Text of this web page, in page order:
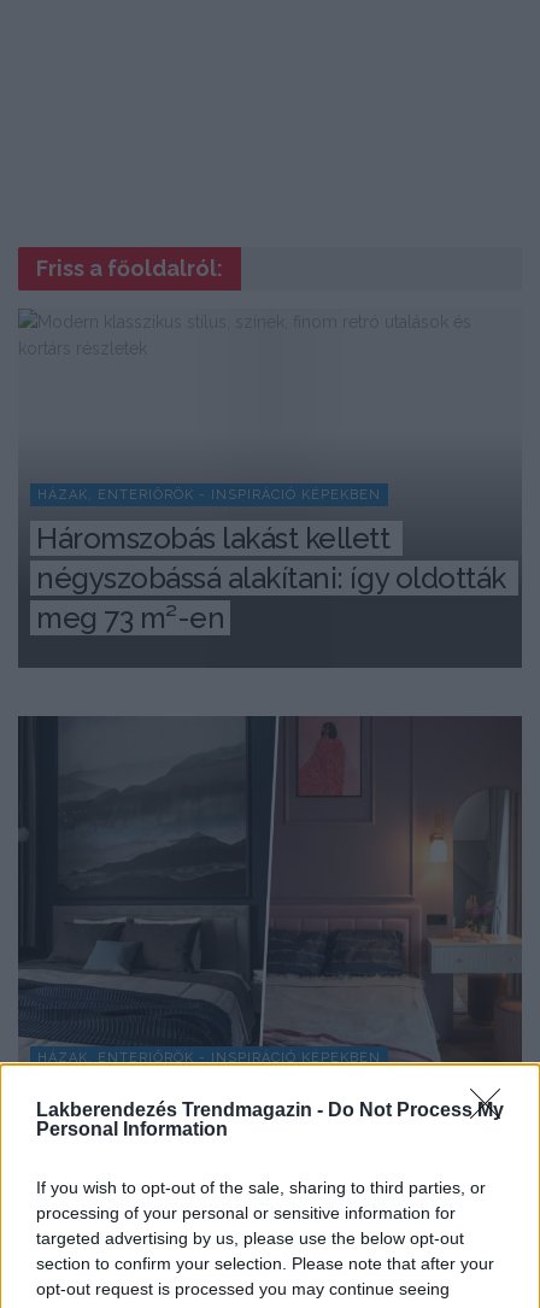
Lakberendezés Trendmagazin - Do Not Process My
Personal Information
If you wish to opt-out of the sale, sharing to third parties, or
processing of your personal or sensitive information for
targeted advertising by us, please use the below opt-out
section to confirm your selection. Please note that after your
opt-out request is processed you may continue seeing
Friss a főoldalról:
HÁZAK, ENTERIŐRÖK - INSPIRÁCIÓ KÉPEKBEN
Háromszobás lakást kellett
négyszobássá alakítani: így oldották
meg 73 m²-en
HÁZAK, ENTERIŐRÖK - INSPIRÁCIÓ KÉPEKBEN
Anya és tinédzser lánya kényelmes
otthona kétszintes sorházi lakásban
Egy fiatal nő és tinédzser lánya számára rendezte be a
tervező ezt a 99 m²-es,...